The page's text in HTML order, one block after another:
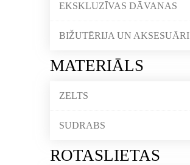
EKSKLUZĪVAS DĀVANAS
BIŽUTĒRIJA UN AKSESUĀRI
MATERIĀLS
ZELTS
SUDRABS
ROTASLIETAS